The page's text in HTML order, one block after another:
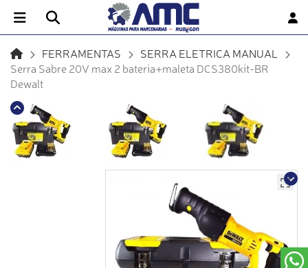
FERRAMENTAS
SERRA ELETRICA MANUAL
Serra Sabre 20V max 2 bateria+maleta DCS380kit-BR
Dewalt